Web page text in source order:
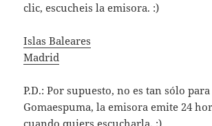
clic, escucheis la emisora. :)
Islas Baleares
Madrid
P.D.: Por supuesto, no es tan sólo
Gomaespuma, la emisora emite 24